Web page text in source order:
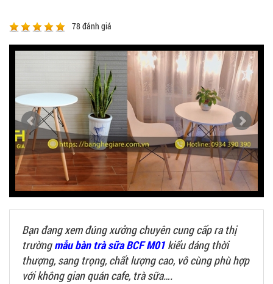
78đánh giá
Bạn đang xem đúng xưởng chuyên cung cấp ra thị
trườngmẫu bàn trà sữa BCF M01 kiểu dáng thời
thượng, sang trọng, chất lượng cao, vô cùng phù hợp
với không gian quán cafe, trà sữa….